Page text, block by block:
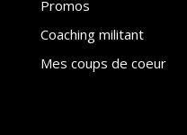
Promos
Coaching militant
Mes coups de coeur